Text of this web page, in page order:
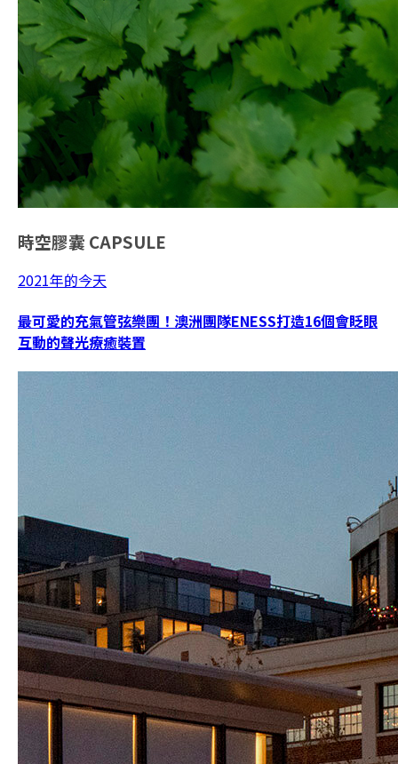
時空膠囊 CAPSULE
2021年的今天
最可愛的充氣管弦樂團！澳洲團隊ENESS打造16個會眨眼
互動的聲光療癒裝置